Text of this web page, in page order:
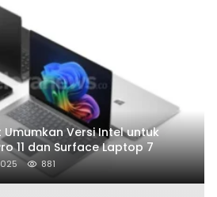
Versi Intel untuk
11 dan Surface Laptop 7
881